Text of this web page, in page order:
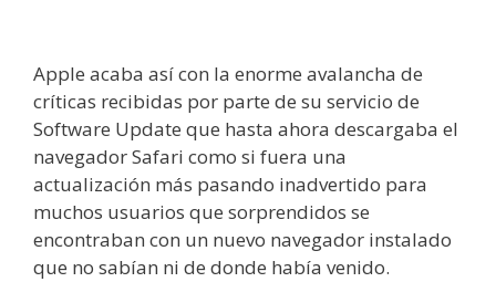
Apple acaba así con la enorme avalancha de
críticas recibidas por parte de su servicio de
Software Update que hasta ahora descargaba el
navegador Safari como si fuera una
actualización más pasando inadvertido para
muchos usuarios que sorprendidos se
encontraban con un nuevo navegador instalado
que no sabían ni de donde había venido.